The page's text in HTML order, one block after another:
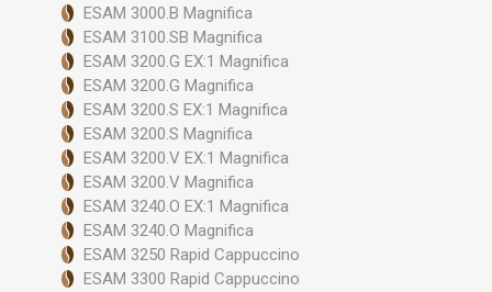
ESAM 3000.B Magnifica
ESAM 3100.SB Magnifica
ESAM 3200.G EX:1 Magnifica
ESAM 3200.G Magnifica
ESAM 3200.S EX:1 Magnifica
ESAM 3200.S Magnifica
ESAM 3200.V EX:1 Magnifica
ESAM 3200.V Magnifica
ESAM 3240.O EX:1 Magnifica
ESAM 3240.O Magnifica
ESAM 3250 Rapid Cappuccino
ESAM 3300 Rapid Cappuccino